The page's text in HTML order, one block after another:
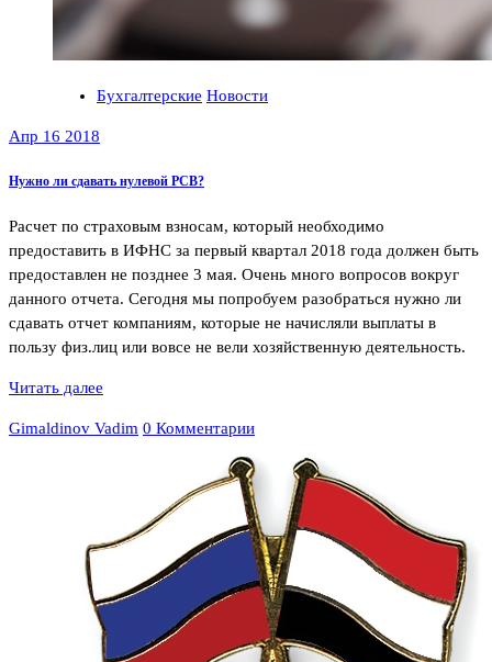
Бухгалтерские Новости
Апр 16 2018
Нужно ли сдавать нулевой РСВ?
Расчет по страховым взносам, который необходимо
предоставить в ИФНС за первый квартал 2018 года должен быть
предоставлен не позднее 3 мая. Очень много вопросов вокруг
данного отчета. Сегодня мы попробуем разобраться нужно ли
сдавать отчет компаниям, которые не начисляли выплаты в
пользу физ.лиц или вовсе не вели хозяйственную деятельность.
Читать далее
Gimaldinov Vadim 0 Комментарии